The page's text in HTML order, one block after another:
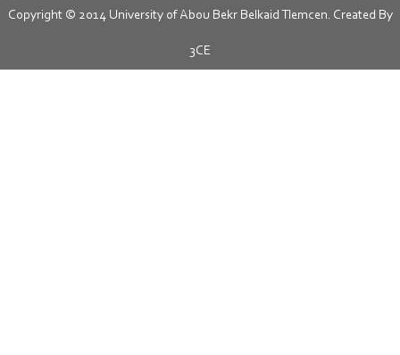
Copyright © 2014 University of Abou Bekr Belkaid Tlemcen. Created By
3CE